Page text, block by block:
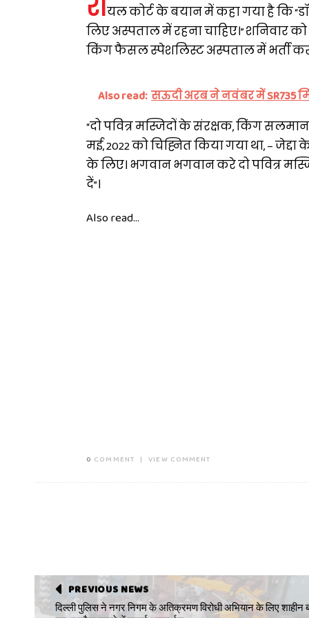
यल कोर्ट के बयान में कहा गया है कि
लिए अस्पताल में रहना चाहिए।” शनिवार
किंग फैसल स्पेशलिस्ट अस्पताल में भर्ती
Also read: सऊदी अरब ने नवंबर में SR735
“दो पवित्र मस्जिदों के संरक्षक, किंग
मई, 2022 को चिह्नित किया गया था, –
के लिए। भगवान भगवान करे दो पवित्र
दें”।
Also read...
0 COMMENT | VIEW COMMENT
PREVIOUS NEWS
दिल्ली पुलिस ने नगर निगम के अतिक्रमण विरोधी अभियान के लिए शाहीन